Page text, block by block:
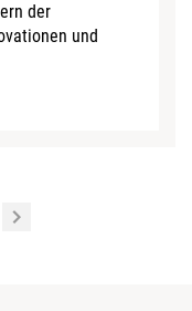
der
und